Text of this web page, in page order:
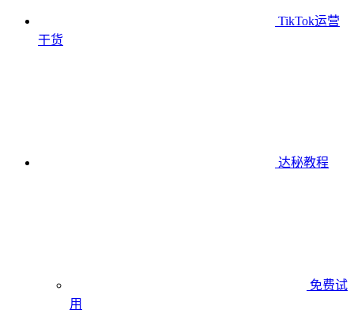
TikTok运营
干货
达秘教程
免费试
用